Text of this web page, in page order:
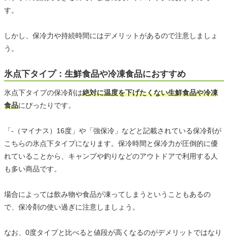
す。
しかし、保冷力や持続時間にはデメリットがあるので注意しましょ
う。
氷点下タイプ：生鮮食品や冷凍食品におすすめ
氷点下タイプの保冷剤は絶対に温度を下げたくない生鮮食品や冷凍
食品にぴったりです。
「-（マイナス）16度」や「強保冷」などと記載されている保冷剤が
こちらの氷点下タイプになります。保冷時間と保冷力が圧倒的に優
れていることから、キャンプや釣りなどのアウトドアで利用する人
も多い商品です。
場合によっては飲み物や食品が凍ってしまうということもあるの
で、保冷剤の使い過ぎに注意しましょう。
なお、0度タイプと比べると値段が高くなるのがデメリットではなり